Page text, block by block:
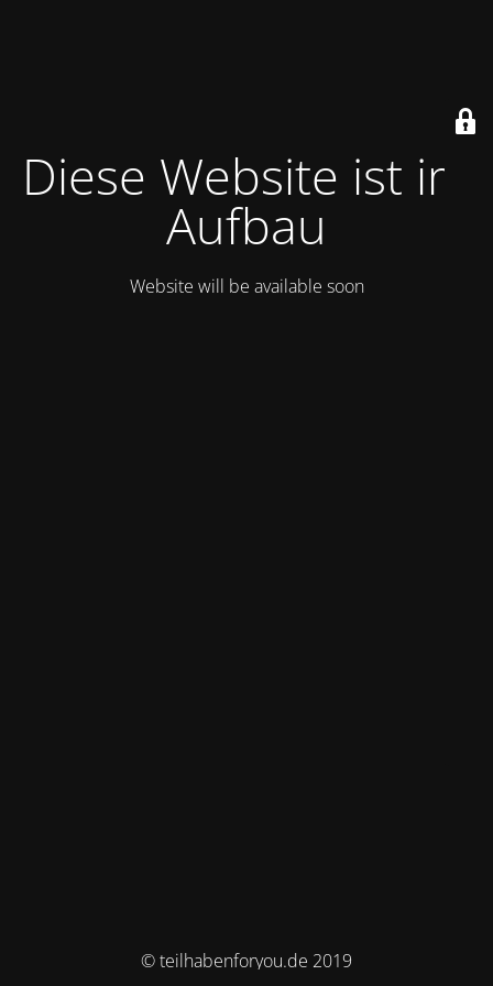
Diese Website ist im
Aufbau
Website will be available soon
© teilhabenforyou.de 2019